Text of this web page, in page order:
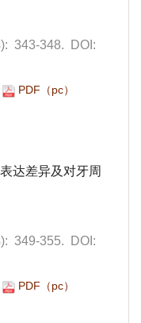
): 343-348. DOI:
): 349-355. DOI: